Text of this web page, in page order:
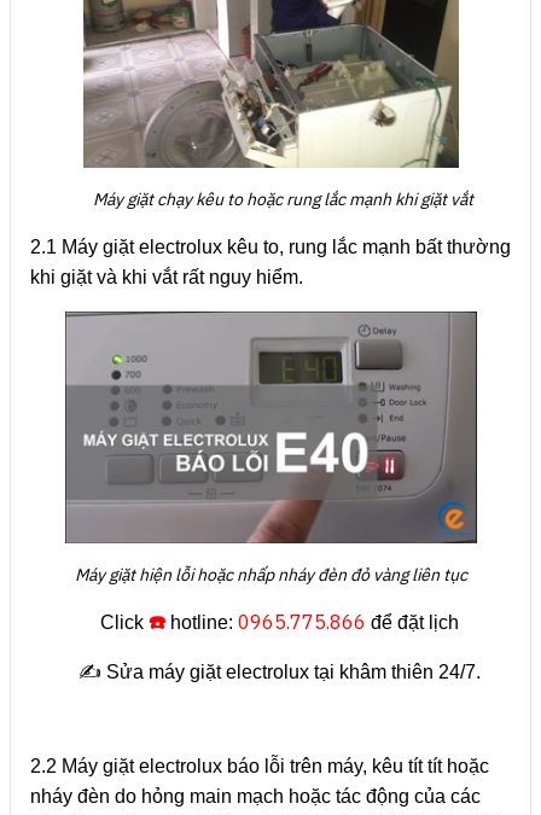
Máy giặt chạy kêu to hoặc rung lắc mạnh khi giặt vắt
2.1 Máy giặt electrolux kêu to, rung lắc mạnh bất thường
khi giặt và khi vắt rất nguy hiểm.
Máy giặt hiện lỗi hoặc nhấp nháy đèn đỏ vàng liên tục
Click ☎️ hotline: 0965.775.866 để đặt lịch
✍️ Sửa máy giặt electrolux tại khâm thiên 24/7.
2.2 Máy giặt electrolux báo lỗi trên máy, kêu tít tít hoặc
nháy đèn do hỏng main mạch hoặc tác động của các